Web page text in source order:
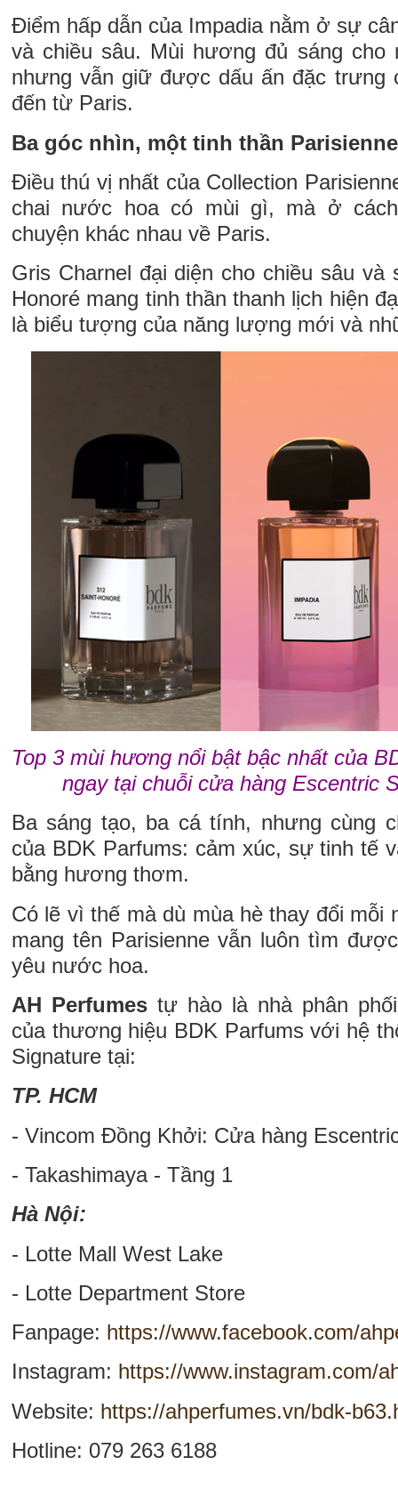
Điểm hấp dẫn của Impadia nằm ở sự
và chiều sâu. Mùi hương đủ sáng cho
nhưng vẫn giữ được dấu ấn đặc trưng
đến từ Paris.
Ba góc nhìn, một tinh thần Parisienne
Điều thú vị nhất của Collection
chai nước hoa có mùi gì, mà ở
chuyện khác nhau về Paris.
Gris Charnel đại diện cho chiều sâu và
Honoré mang tinh thần thanh lịch hiện
là biểu tượng của năng lượng mới và
Top 3 mùi hương nổi bật bậc nhất của
ngay tại chuỗi cửa hàng Escentric
Ba sáng tạo, ba cá tính, nhưng cùng
của BDK Parfums: cảm xúc, sự tinh tế
bằng hương thơm.
Có lẽ vì thế mà dù mùa hè thay đổi mỗi
mang tên Parisienne vẫn luôn tìm
yêu nước hoa.
AH Perfumes tự hào là nhà phân
của thương hiệu BDK Parfums với hệ
Signature tại:
TP. HCM
- Vincom Đồng Khởi: Cửa hàng
- Takashimaya - Tầng 1
Hà Nội:
- Lotte Mall West Lake
- Lotte Department Store
Fanpage: https://www.facebook.com/
Instagram: https://www.instagram.com/
Website: https://ahperfumes.vn/bdk-
Hotline: 079 263 6188